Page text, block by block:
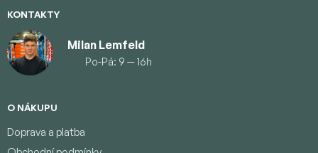
KONTAKTY
Milan Lemfeld
Po-Pá: 9 — 16h
O NÁKUPU
Doprava a platba